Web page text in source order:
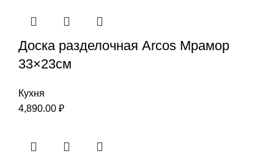
Доска разделочная Arcos Мрамор
33×23см
Кухня
4,890.00 ₽